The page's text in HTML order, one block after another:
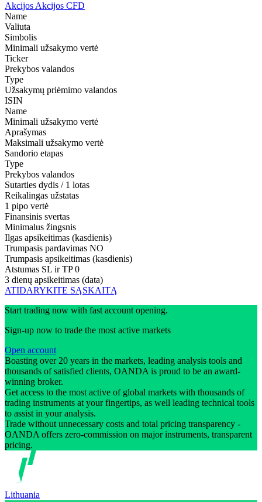
Akcijos Akcijos CFD
Name
Valiuta
Simbolis
Minimali užsakymo vertė
Ticker
Prekybos valandos
Type
Užsakymų priėmimo valandos
ISIN
Name
Minimali užsakymo vertė
Aprašymas
Maksimali užsakymo vertė
Sandorio etapas
Type
Prekybos valandos
Sutarties dydis / 1 lotas
Reikalingas užstatas
1 pipo vertė
Finansinis svertas
Minimalus žingsnis
Ilgas apsikeitimas (kasdienis)
Trumpasis pardavimas NO
Trumpasis apsikeitimas (kasdienis)
Atstumas SL ir TP 0
3 dienų apsikeitimas (data)
ATIDARYKITE SĄSKAITĄ
Start trading now with fast account opening.
Sign-up now to trade the most active markets
Open account
Boasting over 20 years in the markets, leading analysis tools and
thousands of satisfied clients, OANDA is proud to be an award-
winning broker.
Get access to the most active of global markets with thousands of
trading instruments at your fingertips, as well leading technical tools
to assist in your analysis.
Trade without unnecessary costs and total pricing transparency -
OANDA offers zero-commission on major instruments, transparent
pricing.
Lithuania